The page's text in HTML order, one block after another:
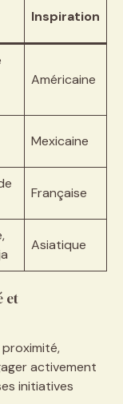
Inspiration
Américaine
Mexicaine
Française
Asiatique
et
activement
initiatives